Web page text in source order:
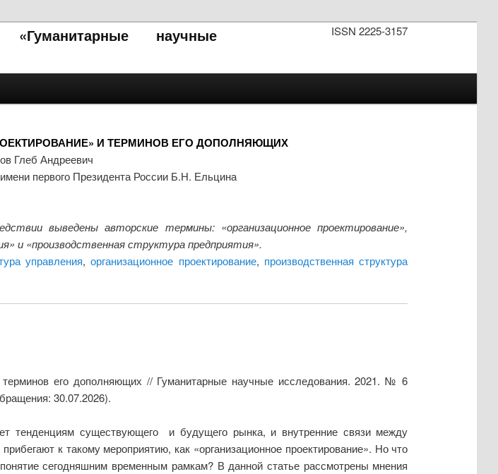
ISSN 2225-3157
«Гуманитарные научные
И ТЕРМИНОВ ЕГО ДОПОЛНЯЮЩИХ
Глеб Андреевич
первого Президента России Б.Н. Ельцина
выведены авторские термины: «организационное проектирование»,
и «производственная структура предприятия».
управления,организационное проектирование, производственная структура
его дополняющих // Гуманитарные научные исследования. 2021. № 6
30.07.2026).
тенденциям существующего и будущего рынка, и внутренние связи между
к такому мероприятию, как «организационное проектирование». Но что
сегодняшним временным рамкам? В данной статье рассмотрены мнения